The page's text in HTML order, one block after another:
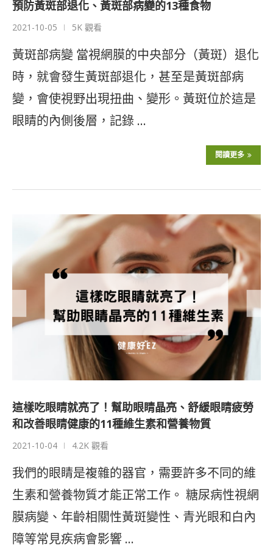
預防黃斑部退化、黃斑部病變的13種食物
2021-10-05 5K 觀看
黃斑部病變 當視網膜的中央部分（黃斑）退化
時，就會發生黃斑部退化，甚至是黃斑部病
變，會使視野出現扭曲、變形。黃斑位於這是
眼睛的內側後層，記錄 …
閱讀更多
這樣吃眼睛就亮了！幫助眼睛晶亮、舒緩眼睛疲勞
和改善眼睛健康的11種維生素和營養物質
2021-10-04 4.2K 觀看
我們的眼睛是複雜的器官，需要許多不同的維
生素和營養物質才能正常工作。 糖尿病性視網
膜病變、年齡相關性黃斑變性、青光眼和白內
障等常見疾病會影響 …